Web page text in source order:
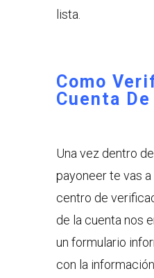
lista.
Como
Cuenta
Una vez dentro
payoneer te vas
centro de
de la cuenta nos
un formulario
con la